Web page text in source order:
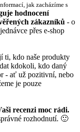
jak zacházíme s
hodnocení
zákazníků - o
přes e-shop
ti, kdo naše produkty
kdokoli, kdo daný
- ať už pozitivní, nebo
je pouze
recenzi moc rádi.
rozhodnutí. 🙂